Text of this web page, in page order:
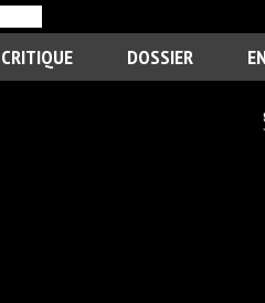
CRITIQUE DOSSIER